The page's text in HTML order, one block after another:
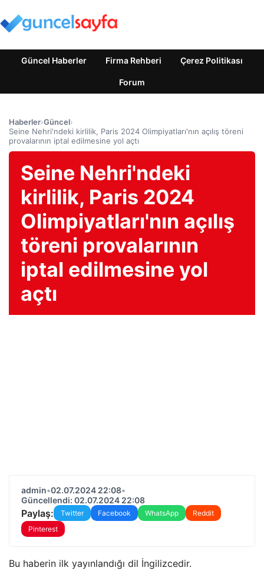
Güncel Haberler Firma Rehberi Çerez Politikası
Forum
Haberler›Güncel›
Seine Nehri'ndeki kirlilik, Paris 2024 Olimpiyatları'nın açılış töreni
provalarının iptal edilmesine yol açtı
Seine Nehri'ndeki
kirlilik, Paris 2024
Olimpiyatları'nın açılış
töreni provalarının
iptal edilmesine yol
açtı
admin•02.07.2024 22:08•
Güncellendi: 02.07.2024 22:08
Paylaş: Twitter Facebook WhatsApp
Reddit
Pinterest
Bu haberin ilk yayınlandığı dil İngilizcedir.